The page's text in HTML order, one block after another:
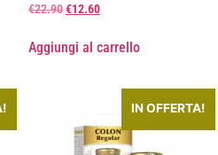
€22.90€12.60
Aggiungi al carrello
IN OFFERTA!